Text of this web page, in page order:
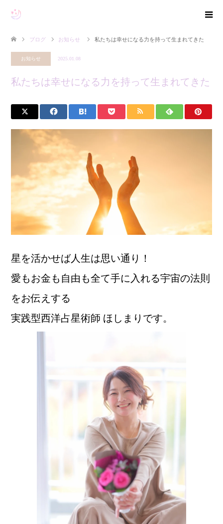
ブログ お知らせ 私たちは幸せになる力を持って生まれてきた
お知らせ 2025.01.08
私たちは幸せになる力を持って生まれてきた
星を活かせば人生は思い通り！
愛もお金も自由も全て手に入れる宇宙の法則
をお伝えする
実践型西洋占星術師 ほしまりです。